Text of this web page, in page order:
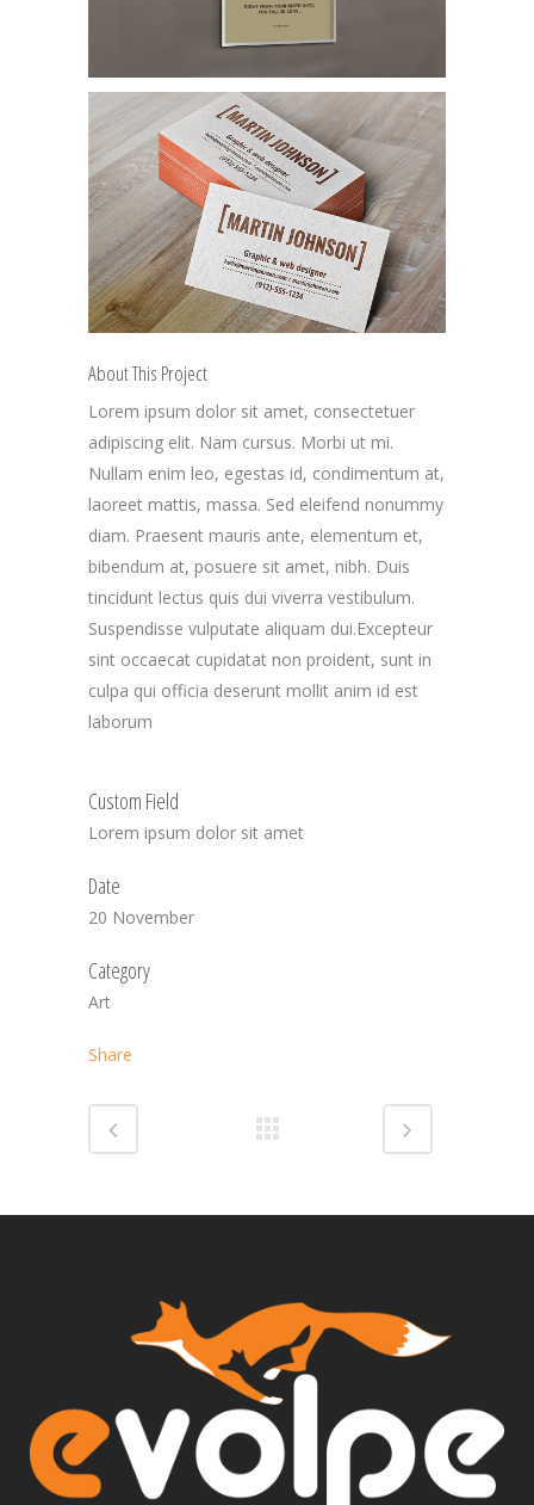
About This Project
Lorem ipsum dolor sit amet, consectetuer
adipiscing elit. Nam cursus. Morbi ut mi.
Nullam enim leo, egestas id, condimentum at,
laoreet mattis, massa. Sed eleifend nonummy
diam. Praesent mauris ante, elementum et,
bibendum at, posuere sit amet, nibh. Duis
tincidunt lectus quis dui viverra vestibulum.
Suspendisse vulputate aliquam dui.Excepteur
sint occaecat cupidatat non proident, sunt in
culpa qui officia deserunt mollit anim id est
laborum
Custom Field
Lorem ipsum dolor sit amet
Date
20 November
Category
Art
Share